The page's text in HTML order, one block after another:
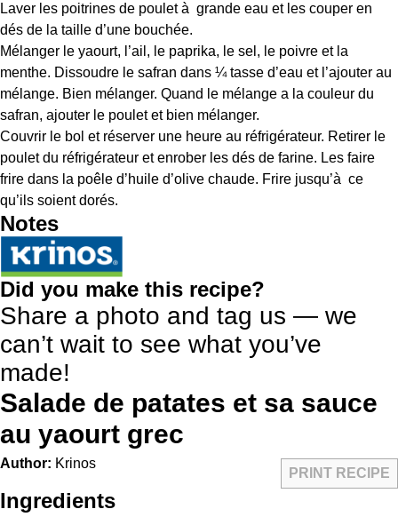
Laver les poitrines de poulet à grande eau et les couper en
dés de la taille d’une bouchée.
Mélanger le yaourt, l’ail, le paprika, le sel, le poivre et la
menthe. Dissoudre le safran dans ¼ tasse d’eau et l’ajouter au
mélange. Bien mélanger. Quand le mélange a la couleur du
safran, ajouter le poulet et bien mélanger.
Couvrir le bol et réserver une heure au réfrigérateur. Retirer le
poulet du réfrigérateur et enrober les dés de farine. Les faire
frire dans la poêle d’huile d’olive chaude. Frire jusqu’à ce
qu’ils soient dorés.
Notes
Did you make this recipe?
Share a photo and tag us — we
can’t wait to see what you’ve
made!
Salade de patates et sa sauce
au yaourt grec
PRINT RECIPE
Author: Krinos
Ingredients